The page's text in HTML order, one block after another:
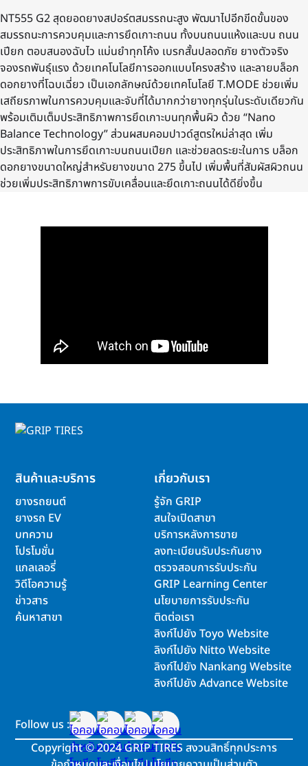
NT555 G2 สุดยอดยางสปอร์ตสมรรถนะสูง พัฒนาไปอีกขีดขั้นของ
สมรรถนะการควบคุมและการยึดเกาะถนน ทั้งบนถนนแห้งและบน ถนน
เปียก ตอบสนองฉับไว แม่นยําทุกโค้ง เบรกสั้นปลอดภัย ยางตัวจริง
จองรถพันธุ์แรง ด้วยเทคโนโลยีการออกแบบโครงสร้าง และลายบล็อก
ดอกยางที่โฉบเฉี่ยว เป็นเอกลักษณ์ด้วยเทคโนโลยี T.MODE ช่วยเพิ่ม
เสถียรภาพในการควบคุมและจับที่ได้มากกว่ายางทุกรุ่นในระดับเดียวกัน
พร้อมเติมเต็มประสิทธิภาพการยึดเกาะบนทุกพื้นผิว ด้วย “Nano
Balance Technology” ส่วนผสมคอมปาวด์สูตรใหม่ล่าสุด เพิ่ม
ประสิทธิภาพในการยึดเกาะบนถนนเปียก และช่วยลดระยะในการ บล็อก
ดอกยางขนาดใหญ่สำหรับยางขนาด 275 ขึ้นไป เพิ่มพื้นที่สัมผัสผิวถนน
ช่วยเพิ่มประสิทธิภาพการขับเคลื่อนและยึดเกาะถนนได้ดียิ่งขึ้น
สินค้าและบริการ
ยางรถยนต์
ยางรถ EV
บทความ
โปรโมชั่น
แกลเลอรี่
วิดีโอความรู้
ข่าวสาร
ค้นหาสาขา
เกี่ยวกับเรา
รู้จัก GRIP
สนใจเปิดสาขา
บริการหลังการขาย
ลงทะเบียนรับประกันยาง
ตรวจสอบการรับประกัน
GRIP Learning Center
นโยบายการรับประกัน
ติดต่อเรา
ลิงก์ไปยัง Toyo Website
ลิงก์ไปยัง Nitto Website
ลิงก์ไปยัง Nankang Website
ลิงก์ไปยัง Advance Website
Follow us :
Copyright©2024 GRIP TIRES สงวนสิทธิ์ทุกประการ